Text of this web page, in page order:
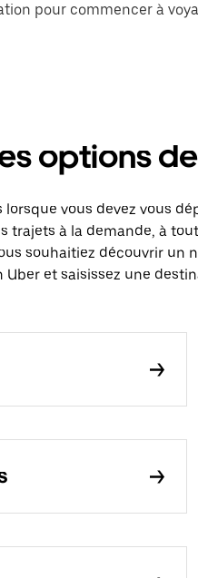
pour commencer à
options
vous devez vous
trajets à la demande, à
souhaitiez découvrir un
et saisissez une